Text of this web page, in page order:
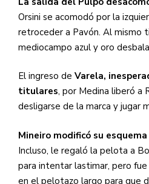
Orsini se acomodó por la
retroceder a Pavón. Al mismo
mediocampo azul y oro
El ingreso de Varela,
titulares, por Medina liberó a
desligarse de la marca y jugar
Mineiro modificó su
Incluso, le regaló la pelota a
para intentar lastimar, pero
en el pelotazo largo para que